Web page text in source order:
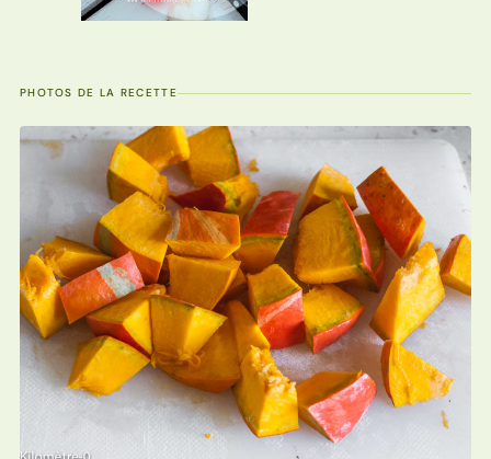
PHOTOS DE LA RECETTE